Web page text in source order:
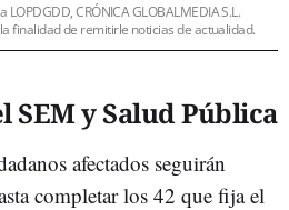
CRÓNICA GLOBALMEDIA S.L.
finalidad de remitirle noticias de actualidad.
SEM y Salud Pública
afectados seguirán
completar los 42 que fija el